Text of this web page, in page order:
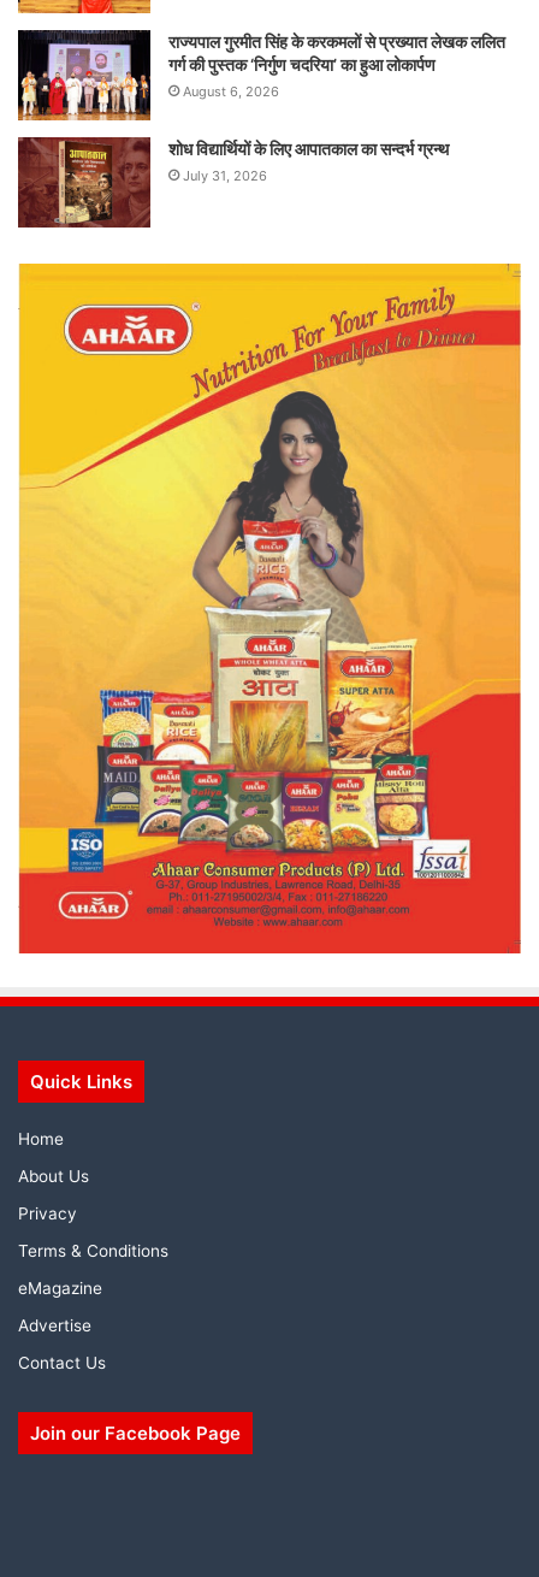
राज्यपाल गुरमीत सिंह के करकमलों से प्रख्यात लेखक ललित
गर्ग की पुस्तक ‘निर्गुण चदरिया’ का हुआ लोकार्पण
August 6, 2026
शोध विद्यार्थियों के लिए आपातकाल का सन्दर्भ ग्रन्थ
July 31, 2026
Quick Links
Home
About Us
Privacy
Terms & Conditions
eMagazine
Advertise
Contact Us
Join our Facebook Page